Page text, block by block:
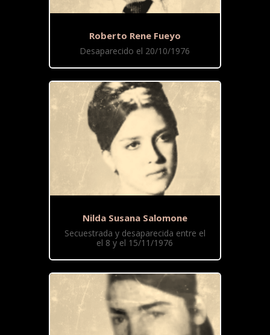
Roberto Rene Fueyo
Desaparecido el 20/10/1976
Nilda Susana Salomone
Secuestrada y desaparecida entre el
el 8 y el 15/11/1976